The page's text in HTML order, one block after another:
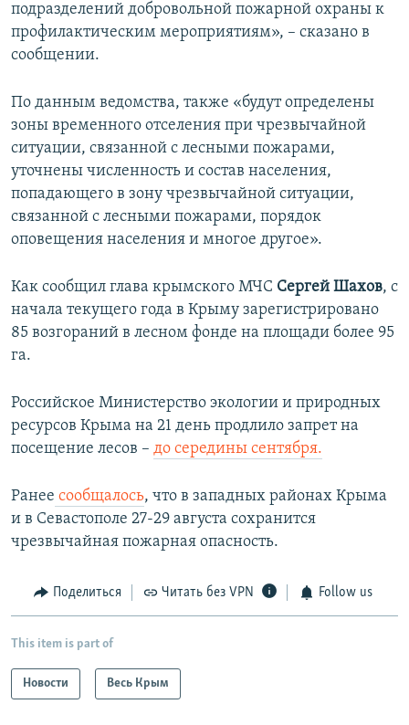
подразделений добровольной пожарной охраны к
профилактическим мероприятиям», – сказано в
сообщении.
По данным ведомства, также «будут определены
зоны временного отселения при чрезвычайной
ситуации, связанной с лесными пожарами,
уточнены численность и состав населения,
попадающего в зону чрезвычайной ситуации,
связанной с лесными пожарами, порядок
оповещения населения и многое другое».
Как сообщил глава крымского МЧС Сергей Шахов, с
начала текущего года в Крыму зарегистрировано
85 возгораний в лесном фонде на площади более 95
га.
Российское Министерство экологии и природных
ресурсов Крыма на 21 день продлило запрет на
посещение лесов – до середины сентября.
Ранее сообщалось, что в западных районах Крыма
и в Севастополе 27-29 августа сохранится
чрезвычайная пожарная опасность.
Поделиться Читать без VPN Follow us
This item is part of
Новости Весь Крым